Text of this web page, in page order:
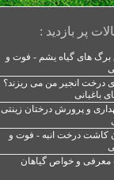
پر بازدید :
های گیاه یشم - فوت و
درخت انجیر من می ریزند؟
باغبانی
و پرورش درختان زینتی
کاشت درخت انبه - فوت و
معرفی و خواص گیاهان